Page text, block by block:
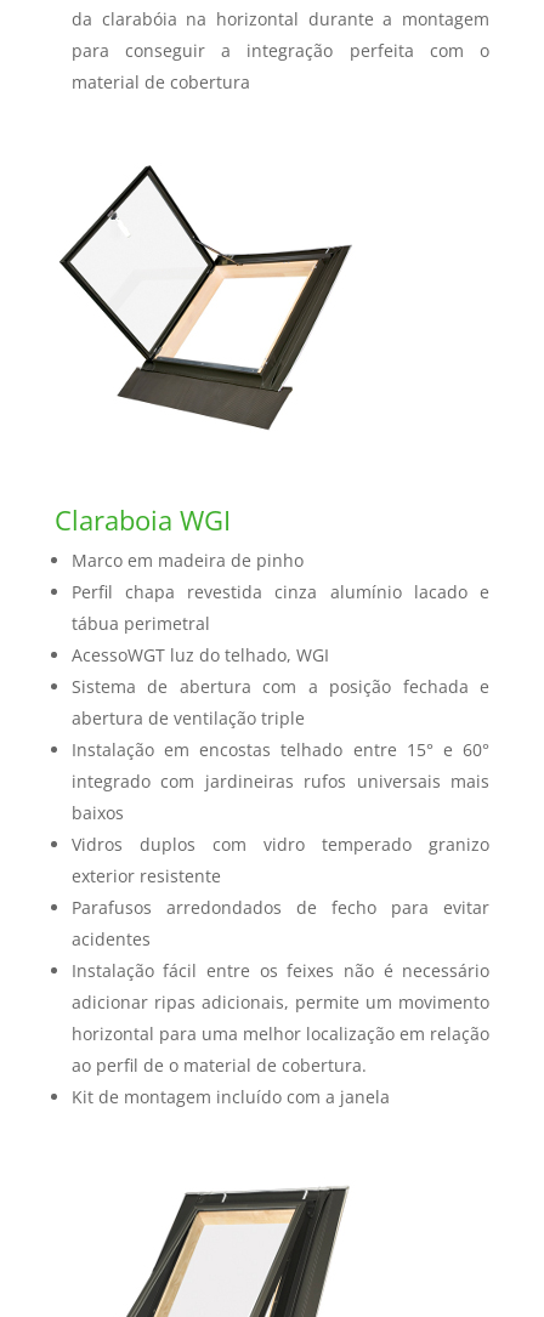
da clarabóia na horizontal durante a montagem
para conseguir a integração perfeita com o
material de cobertura
Claraboia WGI
Marco em madeira de pinho
Perfil chapa revestida cinza alumínio lacado e
tábua perimetral
AcessoWGT luz do telhado, WGI
Sistema de abertura com a posição fechada e
abertura de ventilação triple
Instalação em encostas telhado entre 15° e 60°
integrado com jardineiras rufos universais mais
baixos
Vidros duplos com vidro temperado granizo
exterior resistente
Parafusos arredondados de fecho para evitar
acidentes
Instalação fácil entre os feixes não é necessário
adicionar ripas adicionais, permite um movimento
horizontal para uma melhor localização em relação
ao perfil de o material de cobertura.
Kit de montagem incluído com a janela